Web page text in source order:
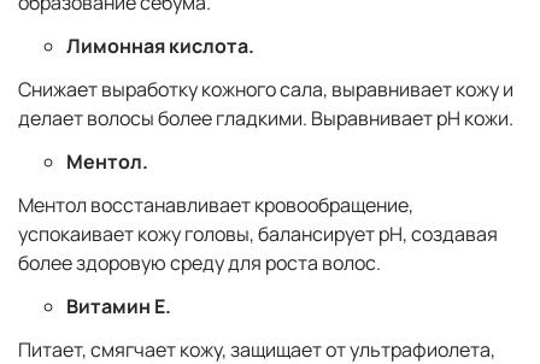
Лимонная кислота.
Снижает выработку кожного сала, выравнивает кожу и
делает волосы более гладкими. Выравнивает рН кожи.
Ментол.
Ментол восстанавливает кровообращение,
успокаивает кожу головы, балансирует pН, создавая
более здоровую среду для роста волос.
Витамин Е.
Питает, смягчает кожу, защищает от ультрафиолета,